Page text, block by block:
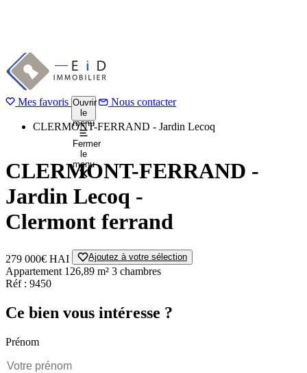
Aller
au
contenu
principal
Mes favoris Ouvrir
le
menu
Fermer
le
menu
Nous contacter
1 / 8
Précédent
Suivant
Accueil
CLERMONT-FERRAND - Jardin Lecoq
CLERMONT-FERRAND -
Jardin Lecoq -
Clermont ferrand
279 000€ HAI Ajoutez à votre sélection
Appartement 126,89 m² 3 chambres
Réf : 9450
Ce bien vous intéresse ?
Prénom